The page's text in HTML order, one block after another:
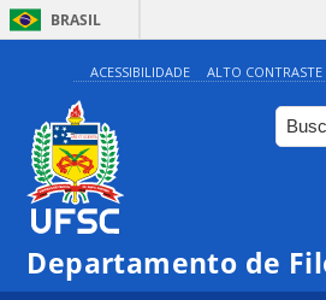
BRASIL
ACESSIBILIDADE ALTO CONTRASTE
Departamento de